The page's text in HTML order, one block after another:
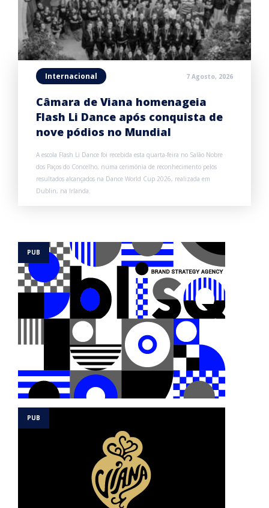
Internacional 7 Agosto, 2026
Câmara de Viana homenageia
Flash Li Dance após conquista de
nove pódios no Mundial
A escola Flash Li Dance foi recebida esta quarta-feira no Salão Nobre
dos Paços do Concelho, numa cerimónia de reconhecimento pelos
resultados alcançados na Dance World Cup 2026, realizada em
Dublin, na Irlanda.